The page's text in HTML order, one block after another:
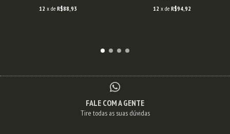
12 x deR$88,93 12 x de R$94,92
FALE COM A GENTE
Tire todas as suas dúvidas